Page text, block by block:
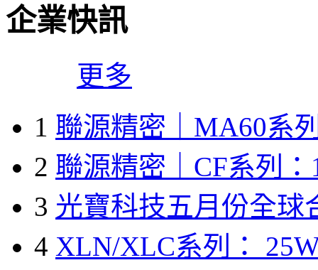
企業快訊
更多
1 聯源精密｜MA60系
2 聯源精密｜CF系列：
3 光寶科技五月份全球
4 XLN/XLC系列：